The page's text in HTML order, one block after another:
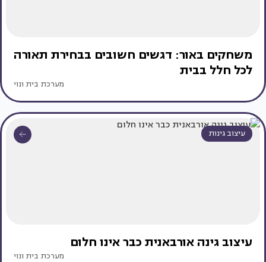
משחקים באור: דגשים חשובים בבחירת תאורה
לכל חלל בבית
מערכת בית ונוי
עיצוב גינות
עיצוב גינה אורבאנית כבר אינו חלום
מערכת בית ונוי